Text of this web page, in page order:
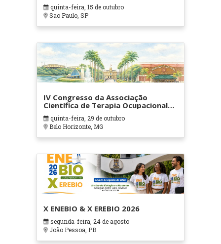
quinta-feira, 15 de outubro
Sao Paulo, SP
IV Congresso da Associação
Científica de Terapia Ocupacional
em Contextos Hospitalares e
Cuidados Paliativos - ATOHOSP
quinta-feira, 29 de outubro
Belo Horizonte, MG
X ENEBIO & X EREBIO 2026
segunda-feira, 24 de agosto
João Pessoa, PB